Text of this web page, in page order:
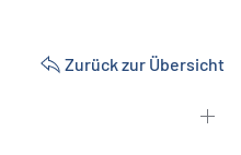
Zurück zur Übersicht